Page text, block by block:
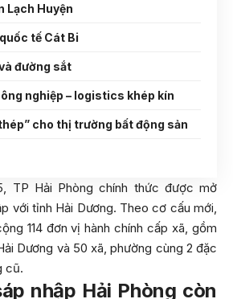
Lạch Huyện
tế Cát Bi
đường sắt
nghiệp – logistics khép kín
cho thị trường bất động sản
TP Hải Phòng chính thức được mở
với tỉnh Hải Dương. Theo cơ cấu mới,
114 đơn vị hành chính cấp xã, gồm
Dương và 50 xã, phường cùng 2 đặc
cũ.
nhập Hải Phòng còn